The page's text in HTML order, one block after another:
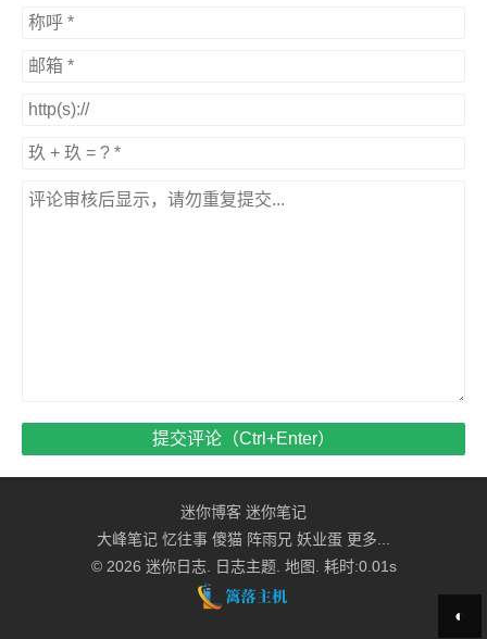
提交评论（Ctrl+Enter）
迷你博客 迷你笔记
大峰笔记 忆往事 傻猫 阵雨兄 妖业蛋 更多...
© 2026 迷你日志. 日志主题. 地图 . 耗时:0.01s
◐